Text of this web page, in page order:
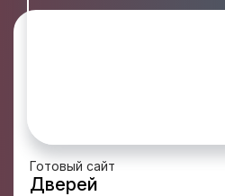
Готовый сайт
Дверей